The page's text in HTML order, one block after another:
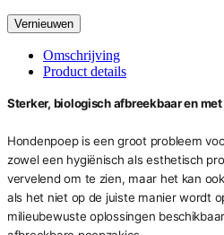
Omschrijving
Product details
Sterker, biologisch afbreekbaar en
Hondenpoep is een groot probleem
zowel een hygiënisch als esthetisch
vervelend om te zien, maar het kan
als het niet op de juiste manier wordt
milieubewuste oplossingen